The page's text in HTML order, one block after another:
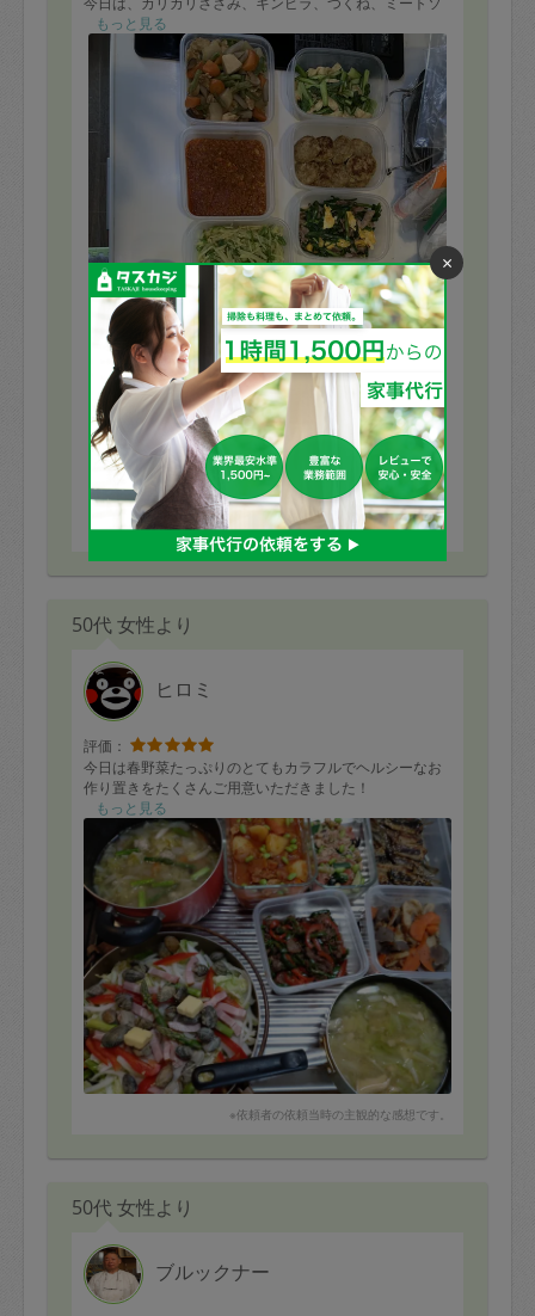
ース、煮物、タコさんウィンナー、ハンバーグをリクエ
ストしました。他はちはるさんにお任せでお弁当にも使
えるお料理を沢山作って頂きました。
冷蔵庫に残っていた食材や、お野菜も全部消費して下さ
やっぱりちはるさんはスーパータスカジさんだなぁと、
感謝感激の1日でした。
また次回よろしくお願い致します。
もっと見る
※依頼者の依頼当時の主観的な感想です。
50代 女性より
ヒロミ
評価：
今日は春野菜たっぷりのとてもカラフルでヘルシーなお
作り置きをたくさんご用意いただきました！
もっと見る
※依頼者の依頼当時の主観的な感想です。
50代 女性より
ブルックナー
×